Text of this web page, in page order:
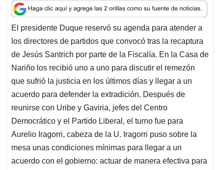
a
t
s
A
p
p
c
e
b
o
o
k
n
k
e
d
I
n
a
i
l
r
e
a
d
s
El presidente Duque reservó su agenda para atender a
los directores de partidos que convocó tras la recaptura
de Jesús Santrich por parte de la Fiscalía. En la Casa de
Nariño los recibió uno a uno para discutir el remezón
que sufrió la justicia en los últimos días y llegar a un
acuerdo para defender la extradición. Después de
reunirse con Uribe y Gaviria, jefes del Centro
Democrático y el Partido Liberal, el turno fue para
Aurelio Iragorri, cabeza de la U. Iragorri puso sobre la
mesa unas condiciones mínimas para llegar a un
acuerdo con el gobierno: actuar de manera efectiva para